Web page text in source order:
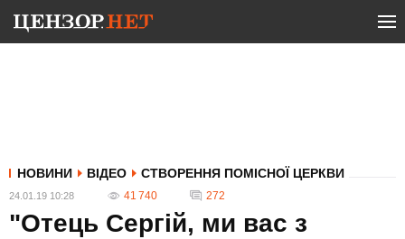
НОВИНИ ВІДЕО СТВОРЕННЯ ПОМІСНОЇ ЦЕРКВИ
24.01.19 10:28 41 740 272
"Отець Сергій, ми вас з